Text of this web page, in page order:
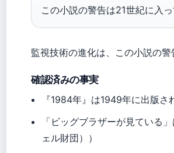
この小説の警告は21世紀に入
監視技術の進化は、この小説の
確認済みの事実
『1984年』は1949年に出版
「ビッグブラザーが見ている
ェル財団））